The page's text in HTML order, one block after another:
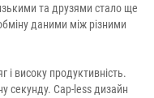
та друзями стало ще
даними між різними
і високу продуктивність.
секунду. Cap-less дизайн